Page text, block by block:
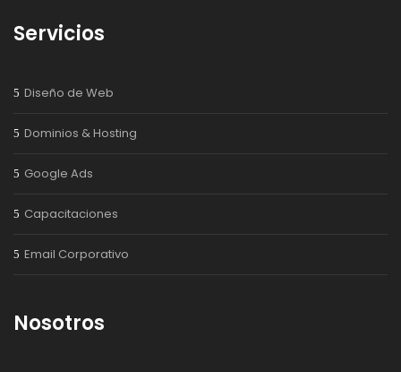
Servicios
Diseño de Web
Dominios & Hosting
Google Ads
Capacitaciones
Email Corporativo
Nosotros